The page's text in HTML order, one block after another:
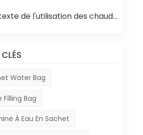
des chaudières à mazout en Afrique et de leur rôle dans la production de boissons
Water Bag
Filling Bag
À Eau En Sachet